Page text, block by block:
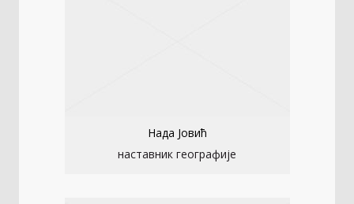
Нада Јовић
наставник географије